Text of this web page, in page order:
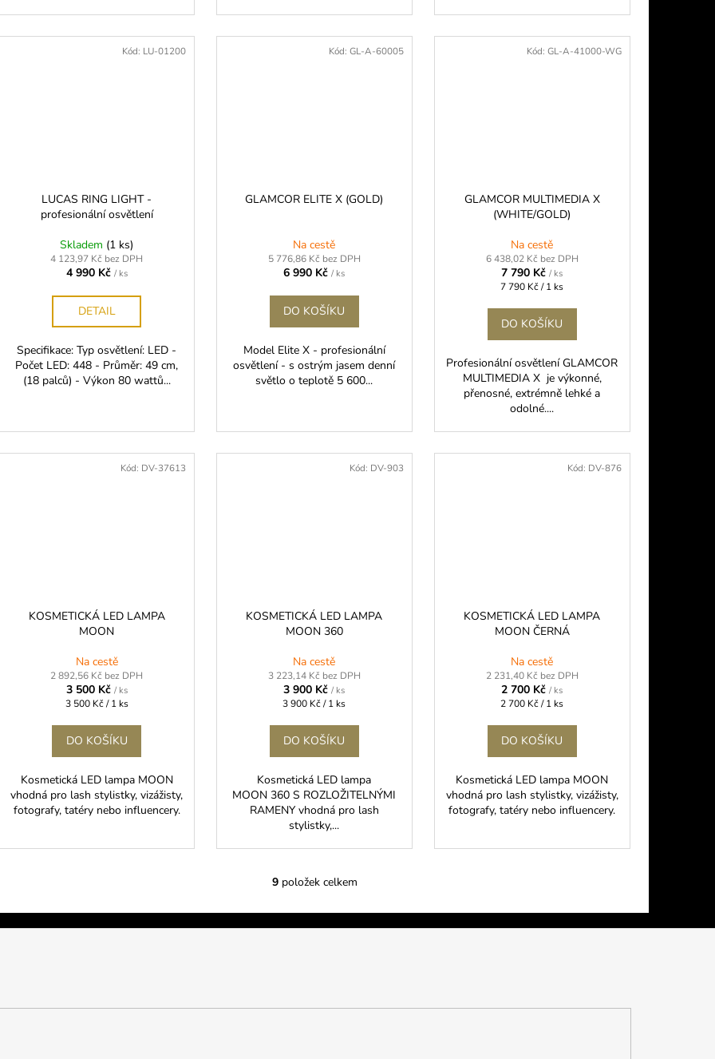
LUCAS RING LIGHT -
profesionální osvětlení
Skladem (1 ks)
4 123,97 Kč bez DPH
4 990 Kč / ks
DETAIL
Specifikace: Typ osvětlení: LED -
Počet LED: 448 - Průměr: 49 cm,
(18 palců) - Výkon 80 wattů...
Kód: LU-01200
GLAMCOR ELITE X (GOLD)
Na cestě
5 776,86 Kč bez DPH
6 990 Kč/ ks
DO KOŠÍKU
Model Elite X - profesionální
osvětlení - s ostrým jasem denní
světlo o teplotě 5 600...
Kód: GL-A-60005
GLAMCOR MULTIMEDIA X
(WHITE/GOLD)
Na cestě
6 438,02 Kč bez DPH
7 790 Kč/ ks
Měrná
7 790 Kč / 1 ks
DO KOŠÍKU
Profesionální osvětlení GLAMCOR
MULTIMEDIA X je výkonné,
přenosné, extrémně lehké a
odolné....
Kód: GL-A-41000-WG
KOSMETICKÁ LED LAMPA
MOON
Na cestě
2 892,56 Kč bez DPH
3 500 Kč / ks
Měrná
3 500 Kč / 1 ks
DO KOŠÍKU
Kosmetická LED lampa MOON
vhodná pro lash stylistky, vizážisty,
fotografy, tatéry nebo influencery.
Kód: DV-37613
KOSMETICKÁ LED LAMPA
MOON 360
Na cestě
3 223,14 Kč bez DPH
3 900 Kč/ ks
Měrná
3 900 Kč / 1 ks
DO KOŠÍKU
Kosmetická LED lampa
MOON 360 S ROZLOŽITELNÝMI
RAMENY vhodná pro lash
stylistky,...
Kód: DV-903
KOSMETICKÁ LED LAMPA
MOON ČERNÁ
Na cestě
2 231,40 Kč bez DPH
2 700 Kč/ ks
Měrná
2 700 Kč / 1 ks
DO KOŠÍKU
Kosmetická LED lampa MOON
vhodná pro lash stylistky, vizážisty,
fotografy, tatéry nebo influencery.
Kód: DV-876
O
l
í
9položek celkem